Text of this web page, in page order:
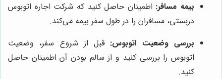
بیمه مسافر: اطمینان حاصل کنید که شرکت اجاره اتوبوس
دربستی، مسافران را در طول سفر بیمه می‌کند.
بررسی وضعیت اتوبوس: قبل از شروع سفر، وضعیت
اتوبوس را بررسی کنید و از سالم بودن آن اطمینان حاصل
کنید.